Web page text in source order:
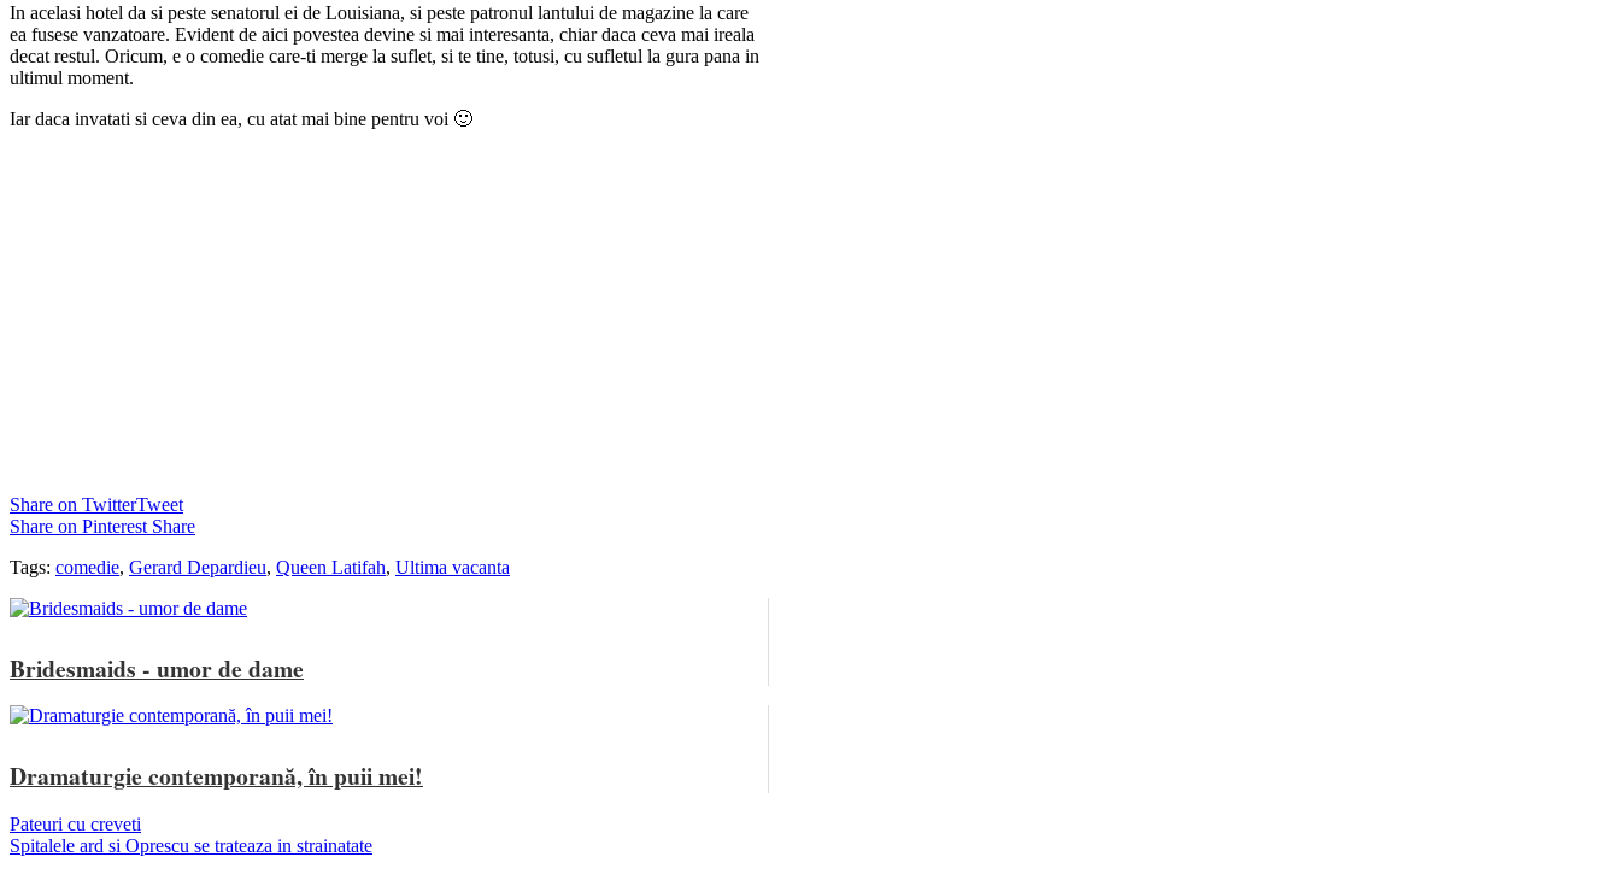
In acelasi hotel da si peste senatorul ei de Louisiana, si peste patronul lantului de magazine la care
ea fusese vanzatoare. Evident de aici povestea devine si mai interesanta, chiar daca ceva mai ireala
decat restul. Oricum, e o comedie care-ti merge la suflet, si te tine, totusi, cu sufletul la gura pana in
ultimul moment.
Iar daca invatati si ceva din ea, cu atat mai bine pentru voi 🙂
Share on TwitterTweet
Share on Pinterest Share
Tags: comedie, Gerard Depardieu, Queen Latifah, Ultima vacanta
Bridesmaids - umor de dame
Dramaturgie contemporană, în puii mei!
Pateuri cu creveti
Spitalele ard si Oprescu se trateaza in strainatate